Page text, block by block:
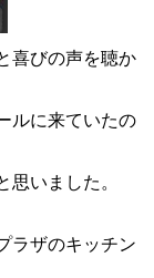
喜びの声を聴か
ルに来ていたの
思いました。
ラザのキッチン